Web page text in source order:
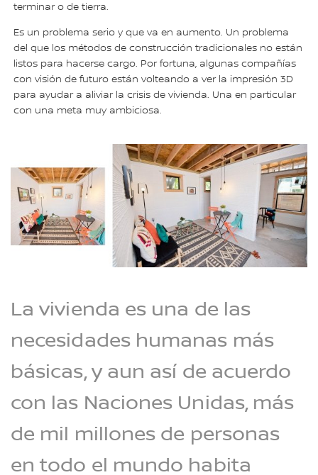
terminar o de tierra.
Es un problema serio y que va en aumento. Un problema
del que los métodos de construcción tradicionales no están
listos para hacerse cargo. Por fortuna, algunas compañías
con visión de futuro están volteando a ver la impresión 3D
para ayudar a aliviar la crisis de vivienda. Una en particular
con una meta muy ambiciosa.
La vivienda es una de las
necesidades humanas más
básicas, y aun así de acuerdo
con las Naciones Unidas, más
de mil millones de personas
en todo el mundo habita